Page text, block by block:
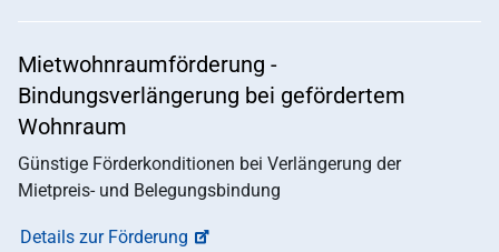
Mietwohnraumförderung -
Bindungsverlängerung bei gefördertem
Wohnraum
Günstige Förderkonditionen bei Verlängerung der
Mietpreis- und Belegungsbindung
Details zur Förderung